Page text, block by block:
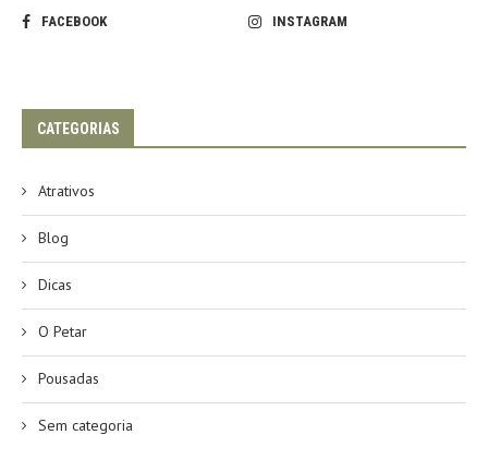
FACEBOOK INSTAGRAM
CATEGORIAS
Atrativos
Blog
Dicas
O Petar
Pousadas
Sem categoria